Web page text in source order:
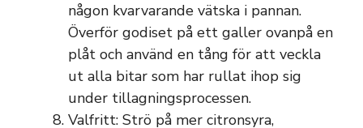
någon kvarvarande vätska i pannan.
Överför godiset på ett galler ovanpå en
plåt och använd en tång för att veckla
ut alla bitar som har rullat ihop sig
under tillagningsprocessen.
Valfritt: Strö på mer citronsyra,